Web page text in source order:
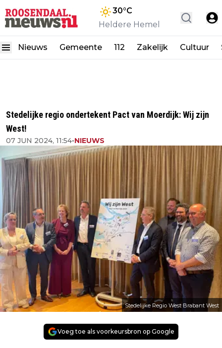
30°C
Heldere Hemel
Nieuws Gemeente 112 Zakelijk Cultuur
Stedelijke regio ondertekent Pact van Moerdijk: Wij zijn
West!
07 JUN 2024, 11:54•NIEUWS
Stedelijke Regio West Brabant West
Voeg toe als voorkeursbron op Google